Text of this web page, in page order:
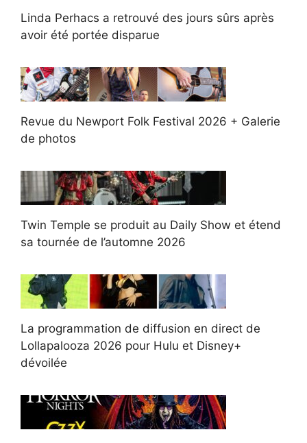
Linda Perhacs a retrouvé des jours sûrs après
avoir été portée disparue
Revue du Newport Folk Festival 2026 + Galerie
de photos
Twin Temple se produit au Daily Show et étend
sa tournée de l’automne 2026
La programmation de diffusion en direct de
Lollapalooza 2026 pour Hulu et Disney+
dévoilée